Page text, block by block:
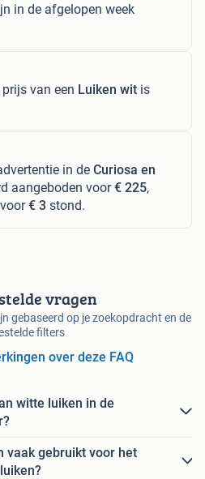
in de afgelopen week
van een Luiken wit is
in de Curiosa en
aangeboden voor€ 225,
€ 3 stond.
vragen
gebaseerd op je zoekopdracht en de
filters
over deze FAQ
witte luiken in de
vaak gebruikt voor het